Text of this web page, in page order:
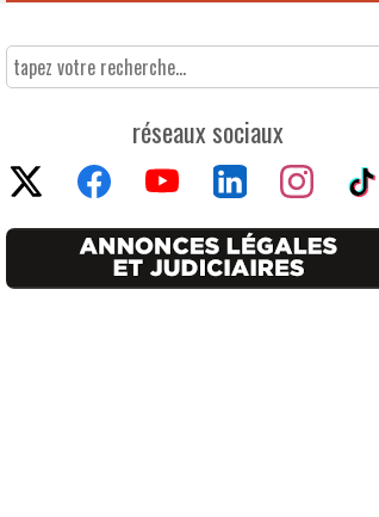
réseaux sociaux